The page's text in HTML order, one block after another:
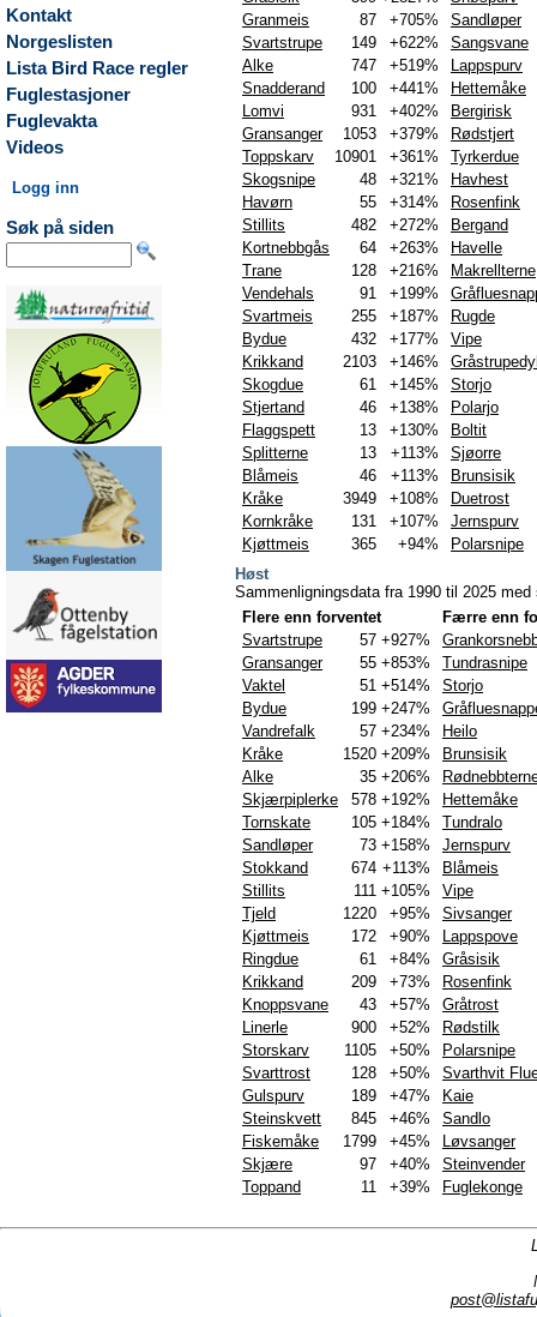
Kontakt
Norgeslisten
Lista Bird Race regler
Fuglestasjoner
Fuglevakta
Videos
Logg inn
Søk på siden
Granmeis
87
+705%
Svartstrupe
149
+622%
Alke
747
+519%
Snadderand
100
+441%
Lomvi
931
+402%
Gransanger
1053
+379%
Toppskarv
10901
+361%
Skogsnipe
48
+321%
Havørn
55
+314%
Stillits
482
+272%
Kortnebbgås
64
+263%
Trane
128
+216%
Vendehals
91
+199%
Svartmeis
255
+187%
Bydue
432
+177%
Krikkand
2103
+146%
Skogdue
61
+145%
Stjertand
46
+138%
Flaggspett
13
+130%
Splitterne
13
+113%
Blåmeis
46
+113%
Kråke
3949
+108%
Kornkråke
131
+107%
Kjøttmeis
365 +94%
Sandløper
Sangsvane
Lappspurv
Hettemåke
Bergirisk
Rødstjert
Tyrkerdue
Havhest
Rosenfink
Bergand
Havelle
Makrellterne
Rugde
Vipe
Storjo
Polarjo
Boltit
Sjøorre
Brunsisik
Duetrost
Jernspurv
Polarsnipe
Høst
Sammenligningsdata fra 1990 til 2025
Flere enn forventet
Svartstrupe
57 +927%
Gransanger
55 +853%
Vaktel
51 +514%
Bydue
199 +247%
Vandrefalk
57 +234%
Kråke
1520 +209%
Alke
35 +206%
Skjærpiplerke
578 +192%
Tornskate
105 +184%
Sandløper
73 +158%
Stokkand
674 +113%
Stillits
111 +105%
Tjeld
1220
+95%
Kjøttmeis
172
+90%
Ringdue
61
+84%
Krikkand
209
+73%
Knoppsvane
43
+57%
Linerle
900
+52%
Storskarv
1105
+50%
Svarttrost
128
+50%
Gulspurv
189
+47%
Steinskvett
845
+46%
Fiskemåke
1799
+45%
Skjære
97
+40%
Toppand
11 +39%
Færre enn
Tundrasnipe
Storjo
Heilo
Brunsisik
Hettemåke
Tundralo
Jernspurv
Blåmeis
Vipe
Sivsanger
Lappspove
Gråsisik
Rosenfink
Gråtrost
Rødstilk
Polarsnipe
Svarthvit
Kaie
Sandlo
Løvsanger
Steinvender
Fuglekonge